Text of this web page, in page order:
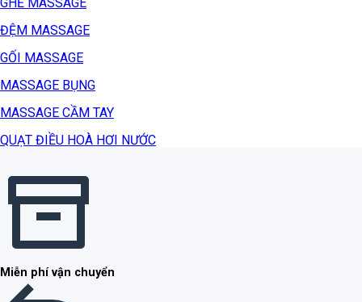
GHẾ MASSAGE
ĐỆM MASSAGE
GỐI MASSAGE
MASSAGE BỤNG
MASSAGE CẦM TAY
QUẠT ĐIỀU HOÀ HƠI NƯỚC
Miễn phí vận chuyển